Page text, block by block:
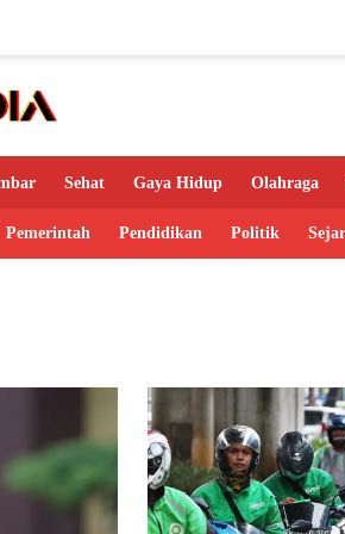
Sehat Gaya Hidup Olahraga
Pemerintah Pendidikan Politik